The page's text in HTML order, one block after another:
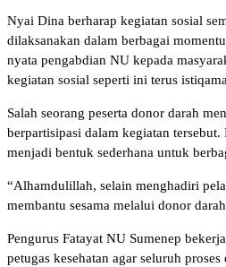
Nyai Dina berharap kegiatan sosial
dilaksanakan dalam berbagai
nyata pengabdian NU kepada
kegiatan sosial seperti ini terus
Salah seorang peserta donor darah
berpartisipasi dalam kegiatan
menjadi bentuk sederhana untuk
“Alhamdulillah, selain menghadiri
membantu sesama melalui donor
Pengurus Fatayat NU Sumenep
petugas kesehatan agar seluruh